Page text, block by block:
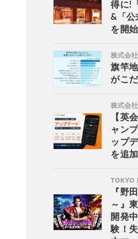
得に!
&「公
を開始
株式会
旗竿
がこ
株式会
【英
ャン
ップ
を追加
TOKYO
『野
～』
開発
験！